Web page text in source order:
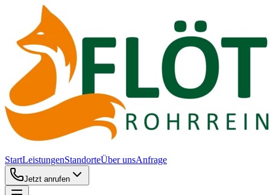
StartLeistungenStandorteÜber unsAnfrage
Jetzt anrufen